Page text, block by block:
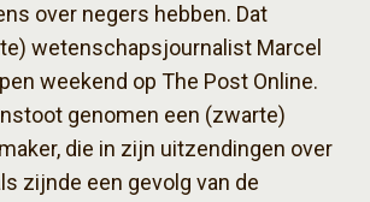
over negers hebben. Dat
wetenschapsjournalist Marcel
weekend op The Post Online.
genomen een (zwarte)
die in zijn uitzendingen over
zijnde een gevolg van de